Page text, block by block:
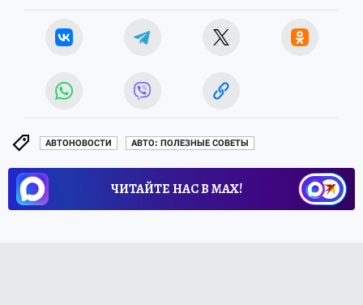
АВТОНОВОСТИ АВТО: ПОЛЕЗНЫЕ СОВЕТЫ
ЧИТАЙТЕ НАС В МАХ!